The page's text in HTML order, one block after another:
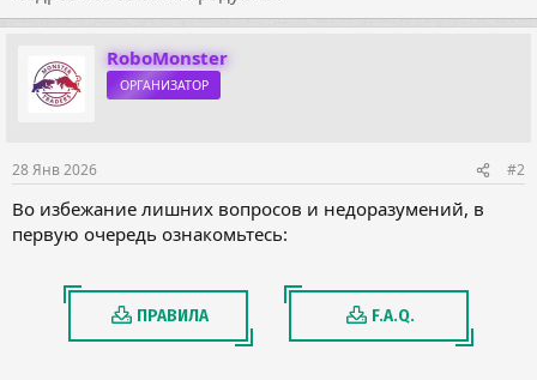
удобной.
Этот советник...RoboMonster
ОРГАНИЗАТОР
28 Янв 2026 #2
Во избежание лишних вопросов и недоразумений, в
первую очередь ознакомьтесь:
ПРАВИЛА F.A.Q.